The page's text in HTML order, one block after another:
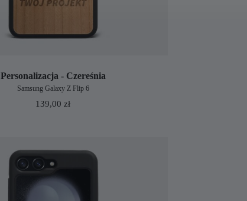
Personalizacja - Czereśnia
Samsung Galaxy Z Flip 6
139,00zł